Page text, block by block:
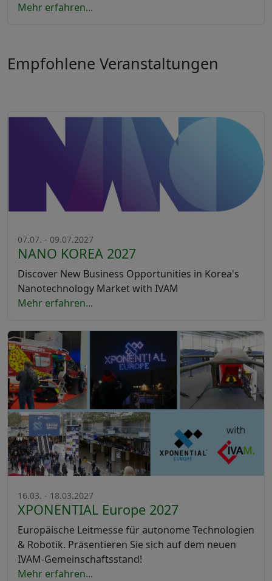
Mehr erfahren...
Empfohlene Veranstaltungen
07.07. - 09.07.2027
NANO KOREA 2027
Discover New Business Opportunities in Korea's
Nanotechnology Market with IVAM
Mehr erfahren...
16.03. - 18.03.2027
XPONENTIAL Europe 2027
Europäische Leitmesse für autonome Technologien
& Robotik. Präsentieren Sie sich auf dem neuen
IVAM-Gemeinschaftsstand!
Mehr erfahren...